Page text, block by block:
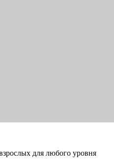
для любого уровня